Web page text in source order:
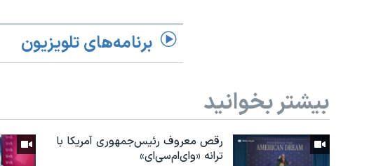
برنامه‌های تلویزیون
بیشتر بخوانید
رقص معروف رئیس‌جمهوری آمریکا با
ترانه «وای‌ام‌سی‌ای»